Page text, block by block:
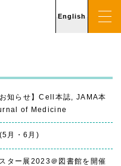
English
お知らせ】Cell本誌, JAMA本
of Medicine
月・6月)
ター展2023＠図書館を開催